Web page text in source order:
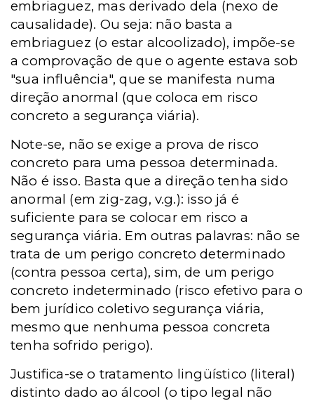
embriaguez, mas derivado dela (nexo de
causalidade). Ou seja: não basta a
embriaguez (o estar alcoolizado), impõe-se
a comprovação de que o agente estava sob
"sua influência", que se manifesta numa
direção anormal (que coloca em risco
concreto a segurança viária).
Note-se, não se exige a prova de risco
concreto para uma pessoa determinada.
Não é isso. Basta que a direção tenha sido
anormal (em zig-zag, v.g.): isso já é
suficiente para se colocar em risco a
segurança viária. Em outras palavras: não se
trata de um perigo concreto determinado
(contra pessoa certa), sim, de um perigo
concreto indeterminado (risco efetivo para o
bem jurídico coletivo segurança viária,
mesmo que nenhuma pessoa concreta
tenha sofrido perigo).
Justifica-se o tratamento lingüístico (literal)
distinto dado ao álcool (o tipo legal não